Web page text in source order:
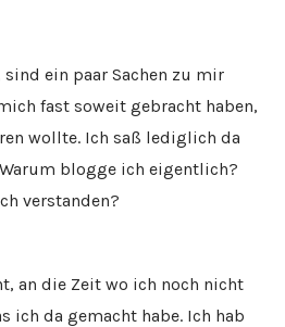
sind ein paar Sachen zu mir
fast soweit gebracht haben,
wollte. Ich saß lediglich da
blogge ich eigentlich?
verstanden?
an die Zeit wo ich noch nicht
ich da gemacht habe. Ich hab